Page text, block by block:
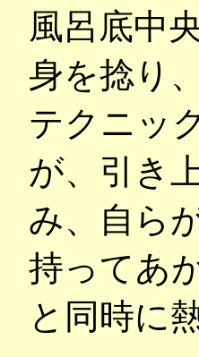
風呂底中
身を捻り
テクニッ
が、引き
み、自ら
持ってあ
と同時に